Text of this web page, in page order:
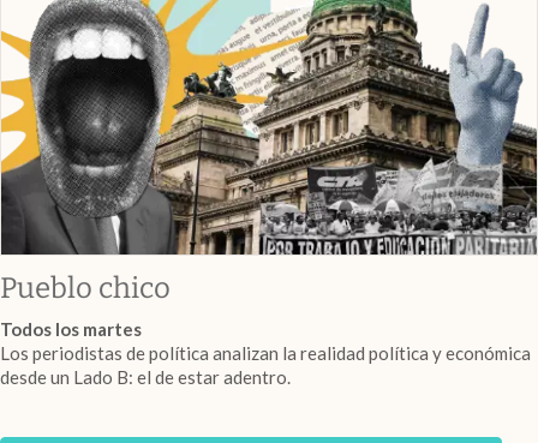
Pueblo chico
Todos los martes
Los periodistas de política analizan la realidad política y económica
desde un Lado B: el de estar adentro.